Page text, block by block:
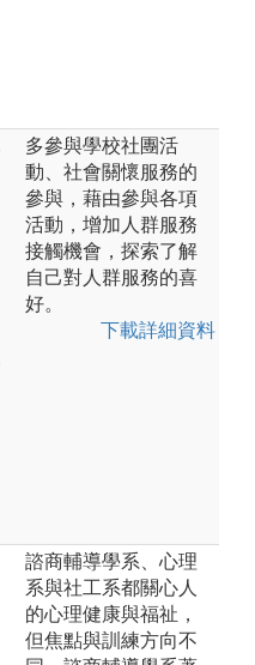
多參與學校社團活
動、社會關懷服務的
參與，藉由參與各項
活動，增加人群服務
接觸機會，探索了解
自己對人群服務的喜
好。
下載詳細資料
諮商輔導學系、心理
系與社工系都關心人
的心理健康與福祉，
但焦點與訓練方向不